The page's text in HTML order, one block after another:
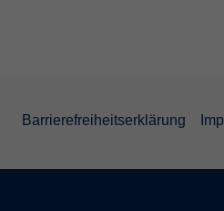
Barrierefreiheitserklärung